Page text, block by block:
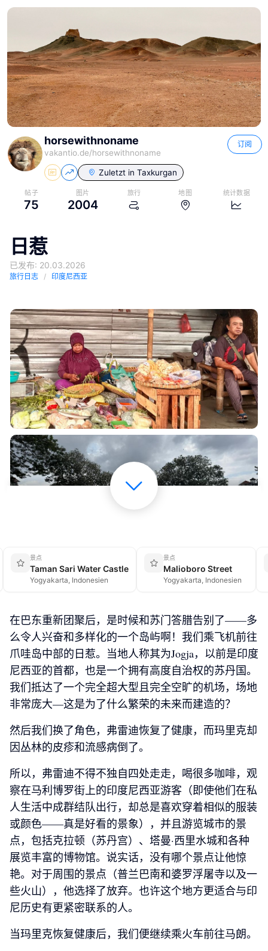
horsewithnoname
vakantio.de/horsewithnoname
订阅
Zuletzt in Taxkurgan
帖子
75
图片
2004
旅行 地图 统计数据
日惹
已发布: 20.03.2026
旅行日志 印度尼西亚
景点
Taman Sari Water Castle
Yogyakarta, Indonesien
景点
Malioboro Street
Yogyakarta, Indonesien
在巴东重新团聚后，是时候和苏门答腊告别了——多
么令人兴奋和多样化的一个岛屿啊！我们乘飞机前往
爪哇岛中部的日惹。当地人称其为Jogja，以前是印度
尼西亚的首都，也是一个拥有高度自治权的苏丹国。
我们抵达了一个完全超大型且完全空旷的机场，场地
非常庞大—这是为了什么繁荣的未来而建造的？
然后我们换了角色，弗雷迪恢复了健康，而玛里克却
因丛林的皮疹和流感病倒了。
所以，弗雷迪不得不独自四处走走，喝很多咖啡，观
察在马利博罗街上的印度尼西亚游客（即使他们在私
人生活中成群结队出行，却总是喜欢穿着相似的服装
或颜色——真是好看的景象），并且游览城市的景
点，包括克拉顿（苏丹宫）、塔曼·西里水城和各种
展览丰富的博物馆。说实话，没有哪个景点让他惊
艳。对于周围的景点（普兰巴南和婆罗浮屠寺以及一
些火山），他选择了放弃。也许这个地方更适合与印
尼历史有更紧密联系的人。
当玛里克恢复健康后，我们便继续乘火车前往马朗。